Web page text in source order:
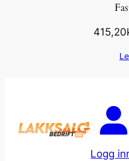
415,20
Logg